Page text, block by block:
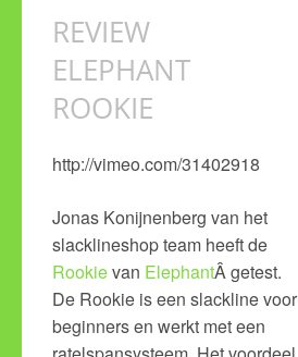
REVIEW
ELEPHANT
ROOKIE
http://vimeo.com/31402918
Jonas Konijnenberg van het
slacklineshop team heeft de
Rookievan ElephantÂ getest.
De Rookie is een slackline voor
beginners en werkt met een